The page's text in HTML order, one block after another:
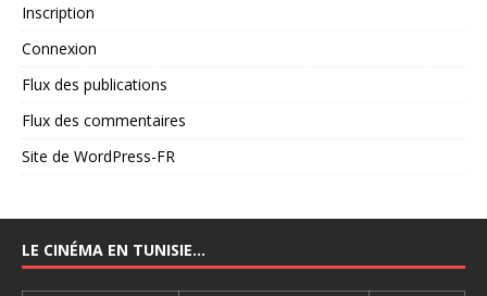
Inscription
Connexion
Flux des publications
Flux des commentaires
Site de WordPress-FR
LE CINÉMA EN TUNISIE…